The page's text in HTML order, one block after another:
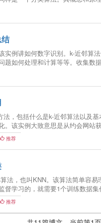
实例讲如何数字识别。k-近邻
题如何处理和计算等等。收集数
，包括什么是k-近邻算法以及
。该实例大致意思是从约会网站
推荐
法，也叫KNN。该算法简单容
督学习的，就需要1个训练数据
推荐